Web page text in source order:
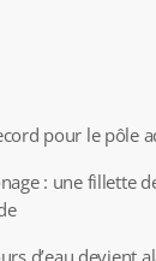
pour le pôle
: une fillette